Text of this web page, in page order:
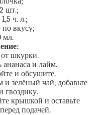
шт.;
ч. л.;
вкусу;
мл.
шкурки.
ананаса и лайм.
и обсушите.
и зелёный чай, добавьте
гвоздику.
крышкой и оставьте
подачей.